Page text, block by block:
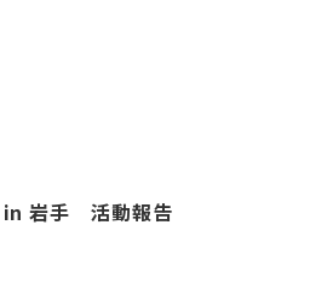
in 岩手 活動報告